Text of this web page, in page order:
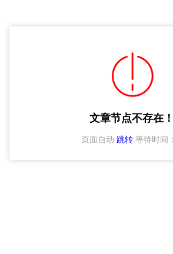
文章节点不存在！
页面自动 跳转等待时间